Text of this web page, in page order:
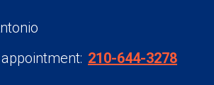
210-644-3278